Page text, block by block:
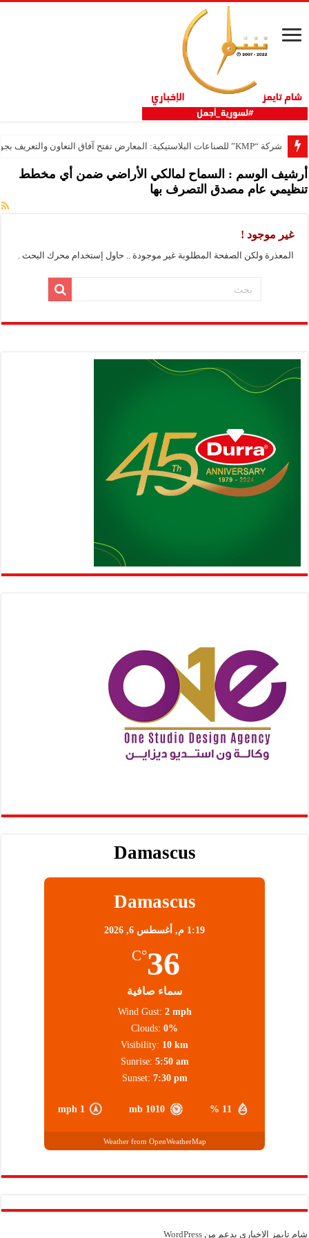
شركة “KMP” للصناعات البلاستيكية: المعارض تفتح آفاق التعاون والتعريف بجودة المنتج السوري
أرشيف الوسم : السماح لمالكي الأراضي ضمن أي مخطط
تنظيمي عام مصدق التصرف بها
غير موجود !
المعذرة ولكن الصفحة المطلوبة غير موجودة .. حاول إستخدام محرك البحث .
Damascus
Damascus
1:19 م, أغسطس 6, 2026
36
°C
سماء صافية
11 %
1010 mb
1 mph
Wind Gust: 2 mph
Clouds: 0%
Visibility: 10 km
Sunrise: 5:50 am
Sunset: 7:30 pm
Weather from OpenWeatherMap
شام تايمز الإخباري بدعم منWordPress